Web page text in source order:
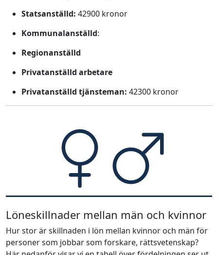
Statsanställd: 42900 kronor
Kommunalanställd:
Regionanställd
Privatanställd arbetare
Privatanställd tjänsteman: 42300 kronor
Löneskillnader mellan män och kvinnor
Hur stor är skillnaden i lön mellan kvinnor och män för
personer som jobbar som forskare, rättsvetenskap?